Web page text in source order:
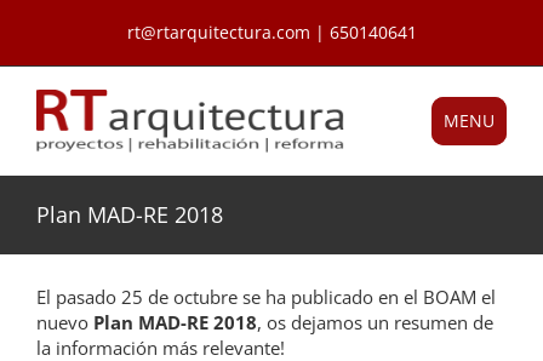
contenido
rt@rtarquitectura.com | 650140641
MENU
Plan MAD-RE 2018
El pasado 25 de octubre se ha publicado en el BOAM el
nuevo Plan MAD-RE 2018, os dejamos un resumen de
la información más relevante!